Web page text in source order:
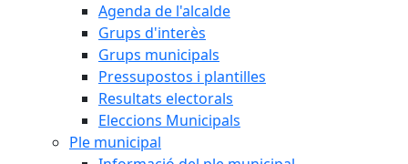
Agenda de l'alcalde
Grups d'interès
Grups municipals
Pressupostos i plantilles
Resultats electorals
Eleccions Municipals
Ple municipal